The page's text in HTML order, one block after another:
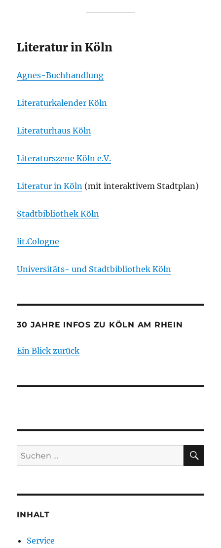
Literatur in Köln
Agnes-Buchhandlung
Literaturkalender Köln
Literaturhaus Köln
Literaturszene Köln e.V.
Literatur in Köln (mit interaktivem Stadtplan)
Stadtbibliothek Köln
lit.Cologne
Universitäts- und Stadtbibliothek Köln
30 JAHRE INFOS ZU KÖLN AM RHEIN
Ein Blick zurück
Suche
nach:
INHALT
Service